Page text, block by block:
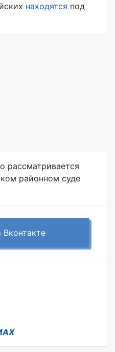
находятся под
рассматривается
районном суде
Вконтакте